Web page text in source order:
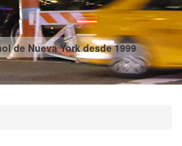
de Nueva York desde 1999